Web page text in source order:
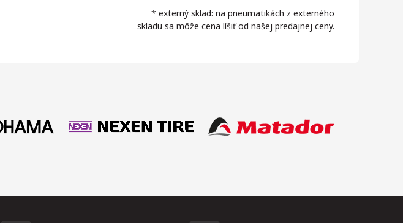
* externý sklad: na pneumatikách z externého
skladu sa môže cena líšiť od našej predajnej ceny.